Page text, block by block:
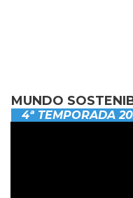
MUNDO
4ª TEMPORADA